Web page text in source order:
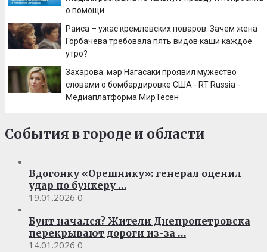
о помощи
Раиса – ужас кремлевских поваров. Зачем жена
Горбачева требовала пять видов каши каждое
утро?
Захарова: мэр Нагасаки проявил мужество
словами о бомбардировке США - RT Russia -
Медиаплатформа МирТесен
События в городе и области
Вдогонку «Орешнику»: генерал оценил
удар по бункеру …
19.01.2026 0
Бунт начался? Жители Днепропетровска
перекрывают дороги из-за …
14.01.2026 0